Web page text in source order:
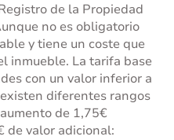
de la Propiedad
no es obligatorio
y tiene un coste que
inmueble. La tarifa base
con un valor inferior a
diferentes rangos
de 1,75€
de valor adicional: